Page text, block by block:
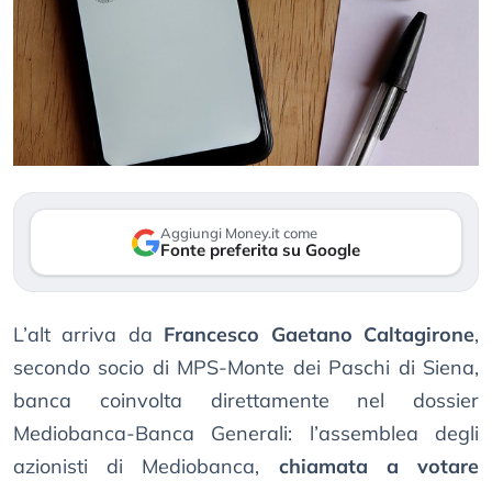
Aggiungi Money.it come
Fonte preferita su Google
L’alt arriva da Francesco Gaetano Caltagirone,
secondo socio di MPS-Monte dei Paschi di Siena,
banca coinvolta direttamente nel dossier
Mediobanca-Banca Generali: l’assemblea degli
azionisti di Mediobanca, chiamata a votare